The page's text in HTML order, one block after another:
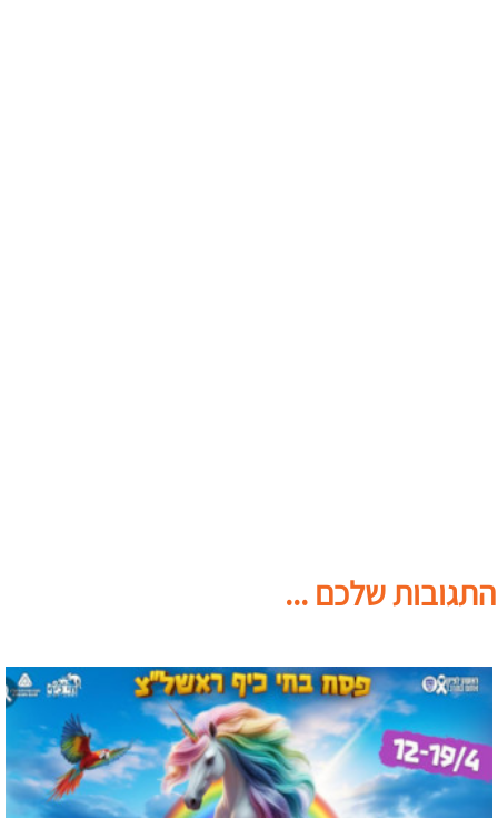
התגובות שלכם ...